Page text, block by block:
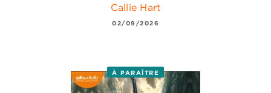
Callie Hart
02/09/2026
À PARAÎTRE